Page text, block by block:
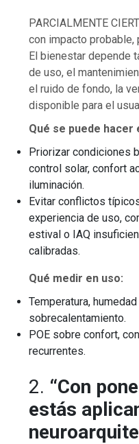
PARCIALMENTE
con impacto probable,
El bienestar depende
de uso, el
el ruido de fondo, la
disponible para el
Qué se puede hacer
Priorizar condiciones
control solar, confort
iluminación.
Evitar conflictos
experiencia de uso,
estival o IAQ
calibradas.
Qué medir en uso:
Temperatura,
sobrecalentamiento.
POE sobre confort,
recurrentes.
2. “Con
estás